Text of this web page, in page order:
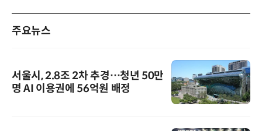
주요뉴스
서울시, 2.8조 2차 추경…청년 50만
명 AI 이용권에 56억원 배정